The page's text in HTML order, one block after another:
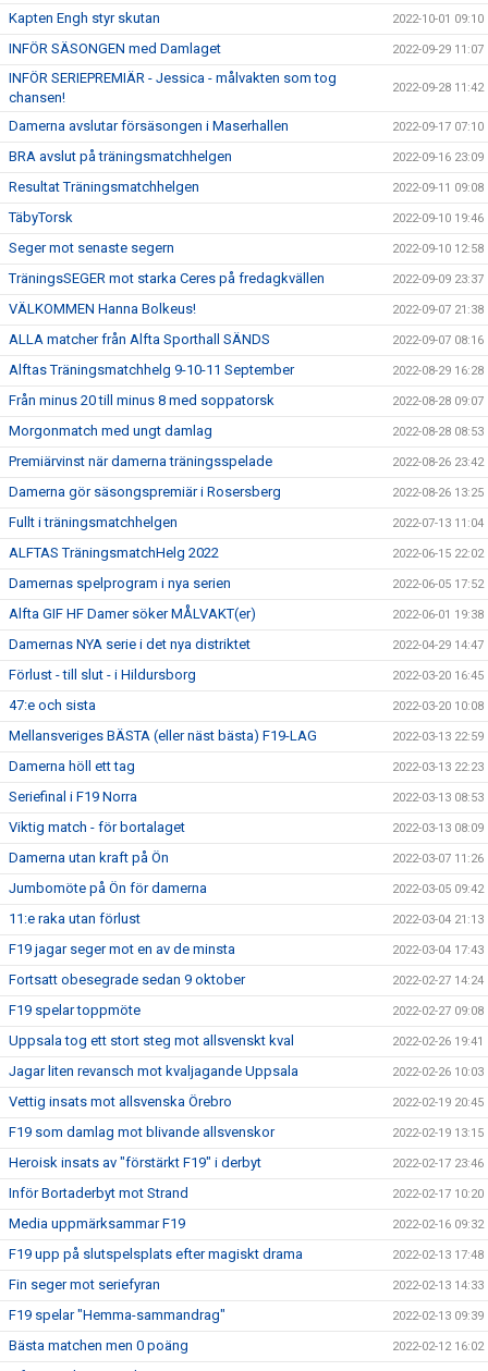
Kapten Engh styr skutan 2022-10-01 09:10
INFÖR SÄSONGEN med Damlaget 2022-09-29 11:07
INFÖR SERIEPREMIÄR - Jessica - målvakten som tog
chansen!
2022-09-28 11:42
Damerna avslutar försäsongen i Maserhallen 2022-09-17 07:10
BRA avslut på träningsmatchhelgen 2022-09-16 23:09
Resultat Träningsmatchhelgen 2022-09-11 09:08
TäbyTorsk 2022-09-10 19:46
Seger mot senaste segern 2022-09-10 12:58
TräningsSEGER mot starka Ceres på fredagkvällen 2022-09-09 23:37
VÄLKOMMEN Hanna Bolkeus! 2022-09-07 21:38
ALLA matcher från Alfta Sporthall SÄNDS 2022-09-07 08:16
Alftas Träningsmatchhelg 9-10-11 September 2022-08-29 16:28
Från minus 20 till minus 8 med soppatorsk 2022-08-28 09:07
Morgonmatch med ungt damlag 2022-08-28 08:53
Premiärvinst när damerna träningsspelade 2022-08-26 23:42
Damerna gör säsongspremiär i Rosersberg 2022-08-26 13:25
Fullt i träningsmatchhelgen 2022-07-13 11:04
ALFTAS TräningsmatchHelg 2022 2022-06-15 22:02
Damernas spelprogram i nya serien 2022-06-05 17:52
Alfta GIF HF Damer söker MÅLVAKT(er) 2022-06-01 19:38
Damernas NYA serie i det nya distriktet 2022-04-29 14:47
Förlust - till slut - i Hildursborg 2022-03-20 16:45
47:e och sista 2022-03-20 10:08
Mellansveriges BÄSTA (eller näst bästa) F19-LAG 2022-03-13 22:59
Damerna höll ett tag 2022-03-13 22:23
Seriefinal i F19 Norra 2022-03-13 08:53
Viktig match - för bortalaget 2022-03-13 08:09
Damerna utan kraft på Ön 2022-03-07 11:26
Jumbomöte på Ön för damerna 2022-03-05 09:42
11:e raka utan förlust 2022-03-04 21:13
F19 jagar seger mot en av de minsta 2022-03-04 17:43
Fortsatt obesegrade sedan 9 oktober 2022-02-27 14:24
F19 spelar toppmöte 2022-02-27 09:08
Uppsala tog ett stort steg mot allsvenskt kval 2022-02-26 19:41
Jagar liten revansch mot kvaljagande Uppsala 2022-02-26 10:03
Vettig insats mot allsvenska Örebro 2022-02-19 20:45
F19 som damlag mot blivande allsvenskor 2022-02-19 13:15
Heroisk insats av "förstärkt F19" i derbyt 2022-02-17 23:46
Inför Bortaderbyt mot Strand 2022-02-17 10:20
Media uppmärksammar F19 2022-02-16 09:32
F19 upp på slutspelsplats efter magiskt drama 2022-02-13 17:48
Fin seger mot seriefyran 2022-02-13 14:33
F19 spelar "Hemma-sammandrag" 2022-02-13 09:39
Bästa matchen men 0 poäng 2022-02-12 16:02